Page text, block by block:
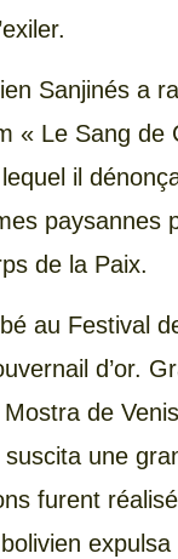
Sanjinés a
« Le Sang de
il
paysannes
de la Paix.
au Festival
d’or.
de
une
furent